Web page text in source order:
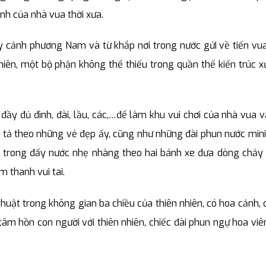
của nhà vua thời xưa.
phương Nam và từ khắp nơi trong nước gửi về tiến
một bộ phận không thể thiếu trong quần thể kiến trúc
đủ đình, đài, lầu, các,…để làm khu vui chơi của nhà vua
theo những vẻ đẹp ấy, cũng như những đài phun nước
đẩy nước nhẹ nhàng theo hai bánh xe đưa dòng chảy
thanh vui tai.
trong không gian ba chiều của thiên nhiên, có hoa cảnh,
hồn con người với thiên nhiên, chiếc đài phun ngự hoa